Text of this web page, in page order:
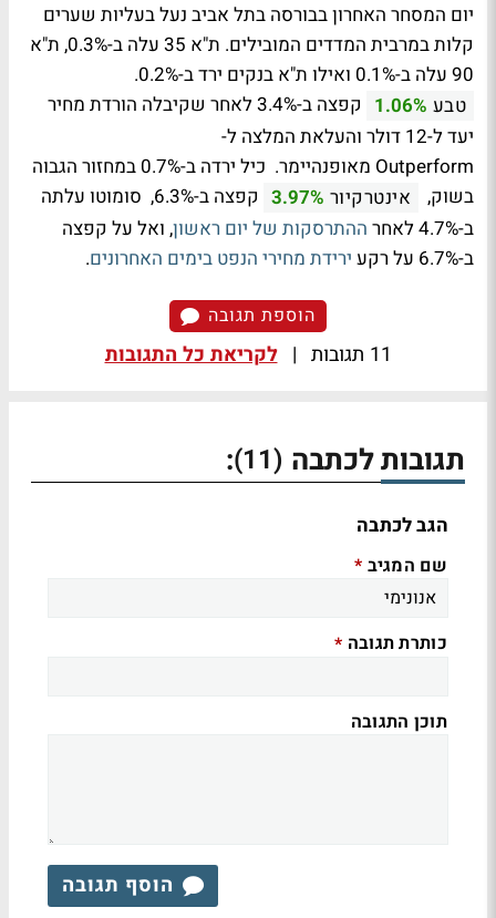
יום המסחר האחרון בבורסה בתל אביב נעל בעליות שערים
קלות במרבית המדדים המובילים. ת"א 35 עלה ב-0.3%, ת"א
90 עלה ב-0.1% ואילו ת"א בנקים ירד ב-0.2%.
טבע 1.06%
קפצה ב-3.4% לאחר שקיבלה הורדת מחיר
יעד ל-12 דולר והעלאת המלצה ל-
Outperform מאופנהיימר. כיל ירדה ב-0.7% במחזור הגבוה
בשוק,
אינטרקיור 3.97%
קפצה ב-6.3%, סומוטו עלתה
ב-4.7% לאחר
ההתרסקות של יום ראשון, ואל על קפצה
ב-6.7% על רקע
ירידת מחירי הנפט בימים האחרונים.
הוספת תגובה
11 תגובות | לקריאת כל התגובות
תגובות לכתבה (11)
:
הגב לכתבה
שם המגיב *
כותרת תגובה *
תוכן התגובה
הוסף תגובה